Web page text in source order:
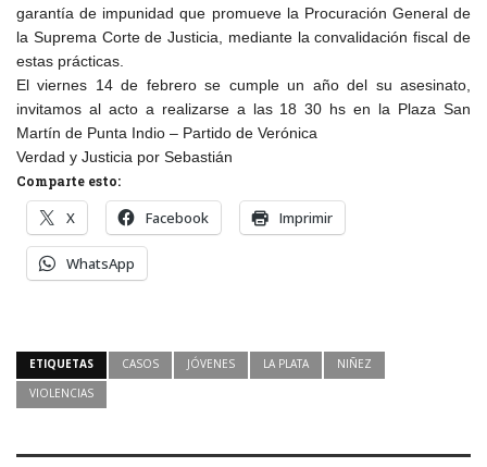
garantía de impunidad que promueve la Procuración General de
la Suprema Corte de Justicia, mediante la convalidación fiscal de
estas prácticas.
El viernes 14 de febrero se cumple un año del su asesinato,
invitamos al acto a realizarse a las 18 30 hs en la Plaza San
Martín de Punta Indio – Partido de Verónica
Verdad y Justicia por Sebastián
Comparte esto:
X Facebook Imprimir
WhatsApp
ETIQUETAS CASOS JÓVENES LA PLATA
NIÑEZ
VIOLENCIAS